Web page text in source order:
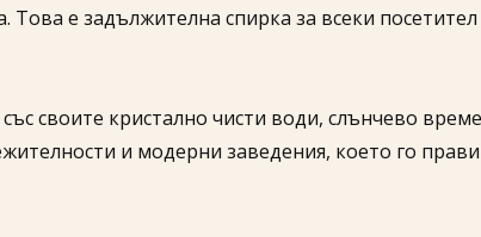
е задължителна спирка за всеки
своите кристално чисти води, слънчево
и модерни заведения, което го